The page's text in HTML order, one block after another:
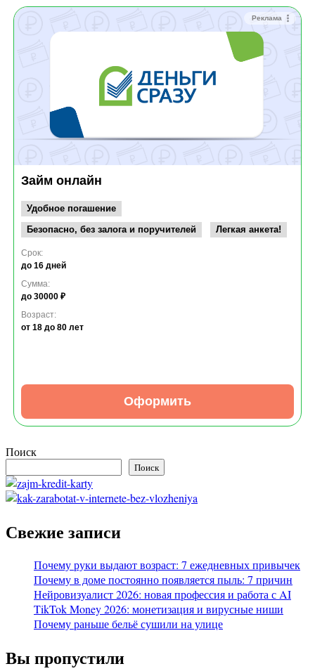
Реклама
Займ онлайн
Удобное погашение
Безопасно, без залога и поручителей
Легкая анкета!
Срок:
до 16 дней
Сумма:
до 30000 ₽
Возраст:
от 18 до 80 лет
Оформить
Поиск
Поиск
Свежие записи
Почему руки выдают возраст: 7 ежедневных привычек
Почему в доме постоянно появляется пыль: 7 причин
Нейровизуалист 2026: новая профессия и работа с AI
TikTok Money 2026: монетизация и вирусные ниши
Почему раньше бельё сушили на улице
Вы пропустили